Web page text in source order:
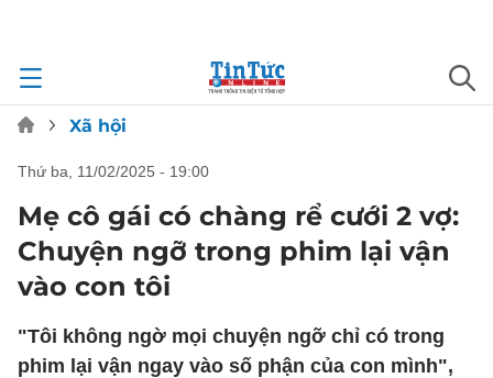
Xã hội
thứ ba, 11/02/2025 - 19:00
Mẹ cô gái có chàng rể cưới 2 vợ:
Chuyện ngỡ trong phim lại vận
vào con tôi
"Tôi không ngờ mọi chuyện ngỡ chỉ có trong
phim lại vận ngay vào số phận của con mình",